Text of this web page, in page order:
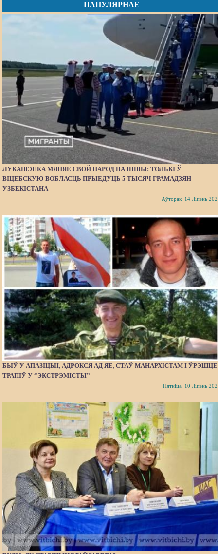
ПАПУЛЯРНАЕ
ЛУКАШЭНКА МЯНЯЕ СВОЙ НАРОД НА ІНШЫ: ТОЛЬКІ Ў
ВІЦЕБСКУЮ ВОБЛАСЦЬ ПРЫЕДУЦЬ 5 ТЫСЯЧ ГРАМАДЗЯН
УЗБЕКІСТАНА
Аўторак, 14 Ліпень
БЫЎ У АПАЗІЦЫІ, АДРОКСЯ АД ЯЕ, СТАЎ МАНАРХІСТАМ І ЎРЭШЦЕ
ТРАПІЎ У “ЭКСТРЭМІСТЫ”
Пятніца, 10 Ліпень